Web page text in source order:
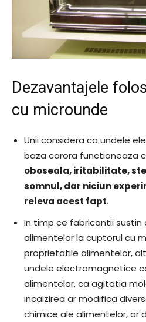
Dezavantajele
cu microunde
Unii considera ca undele
baza carora functioneaza
oboseala, iritabilitate,
somnul, dar niciun
releva acest fapt.
In timp ce fabricantii sustin
alimentelor la cuptorul cu
proprietatile alimentelor,
undele electromagnetice
alimentelor, ca agitatia
incalzirea ar modifica
chimice ale alimentelor, ar